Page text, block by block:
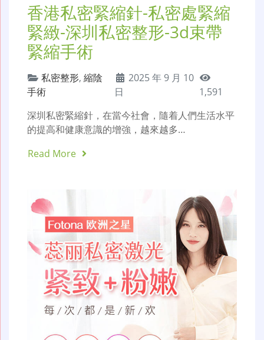
香港私密緊縮針-私密處緊縮
緊緻-深圳私密整形-3d束帶
緊縮手術
私密整形, 縮陰
手術
2025 年 9 月 10
日
1,591
深圳私密緊縮針，在當今社會，隨着人們生活水平
的提高和健康意識的增強，越來越多…
Read More